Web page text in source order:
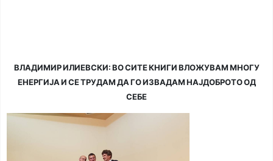
ВЛАДИМИР ИЛИЕВСКИ: ВО СИТЕ КНИГИ ВЛОЖУВАМ МНОГУ
ЕНЕРГИЈА И СЕ ТРУДАМ ДА ГО ИЗВАДАМ НАЈДОБРОТО ОД
СЕБЕ